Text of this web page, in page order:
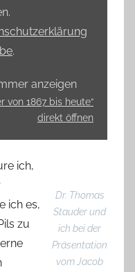
.
anzeigen
von 1867 bis heute“
direkt öffnen
Dr. Thomas
Stauder und
ich bei der
Präsentation
vom Jacob
ich,
ich es,
zu